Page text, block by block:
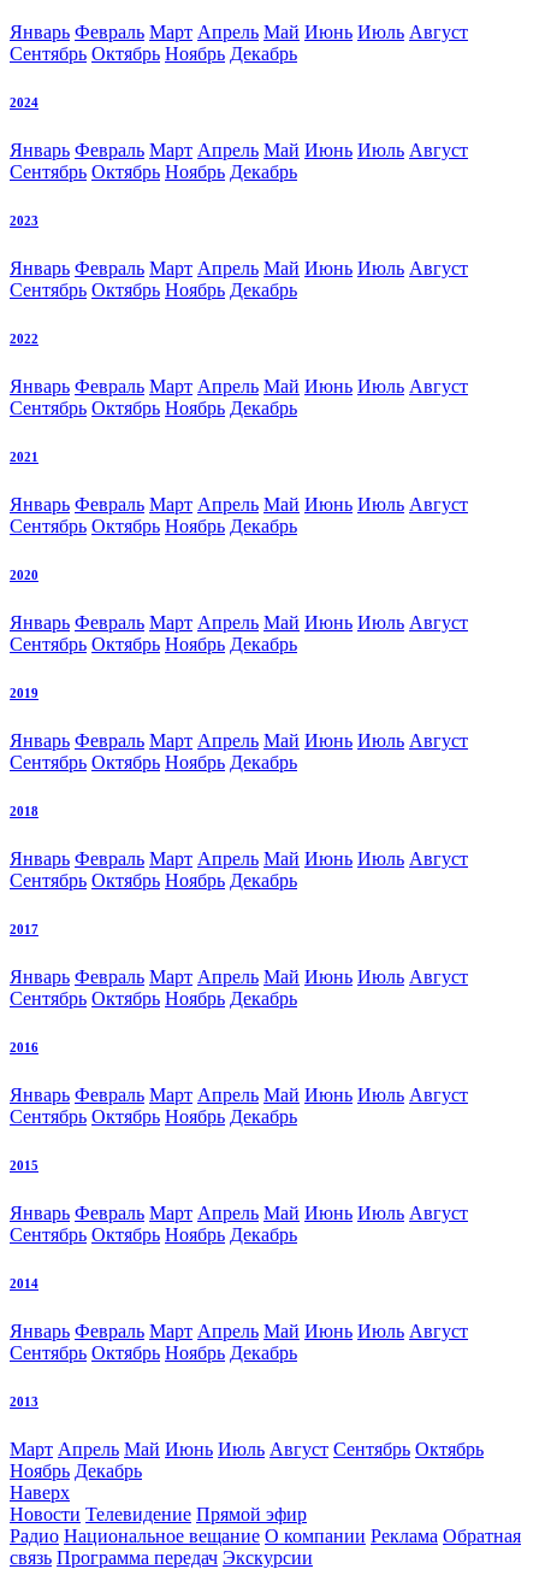
Январь Февраль Март Апрель Май Июнь Июль Август
Сентябрь Октябрь Ноябрь Декабрь
2024
Январь Февраль Март Апрель Май Июнь Июль Август
Сентябрь Октябрь Ноябрь Декабрь
2023
Январь Февраль Март Апрель Май Июнь Июль Август
Сентябрь Октябрь Ноябрь Декабрь
2022
Январь Февраль Март Апрель Май Июнь Июль Август
Сентябрь Октябрь Ноябрь Декабрь
2021
Январь Февраль Март Апрель Май Июнь Июль Август
Сентябрь Октябрь Ноябрь Декабрь
2020
Январь Февраль Март Апрель Май Июнь Июль Август
Сентябрь Октябрь Ноябрь Декабрь
2019
Январь Февраль Март Апрель Май Июнь Июль Август
Сентябрь Октябрь Ноябрь Декабрь
2018
Январь Февраль Март Апрель Май Июнь Июль Август
Сентябрь Октябрь Ноябрь Декабрь
2017
Январь Февраль Март Апрель Май Июнь Июль Август
Сентябрь Октябрь Ноябрь Декабрь
2016
Январь Февраль Март Апрель Май Июнь Июль Август
Сентябрь Октябрь Ноябрь Декабрь
2015
Январь Февраль Март Апрель Май Июнь Июль Август
Сентябрь Октябрь Ноябрь Декабрь
2014
Январь Февраль Март Апрель Май Июнь Июль Август
Сентябрь Октябрь Ноябрь Декабрь
2013
Март Апрель Май Июнь Июль Август Сентябрь Октябрь
Ноябрь Декабрь
Наверх
Новости Телевидение Прямой эфир
Радио Национальное вещание О компании Реклама Обратная
связь Программа передач Экскурсии